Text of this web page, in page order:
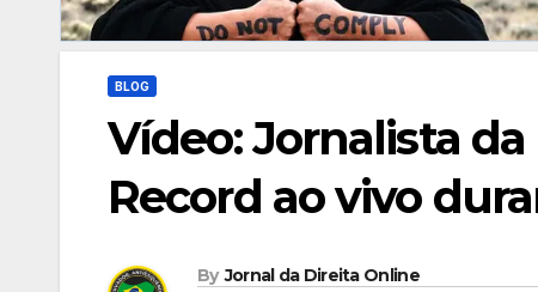
BLOG
Vídeo: Jornalista
Record ao vivo
By Jornal da Direita Online